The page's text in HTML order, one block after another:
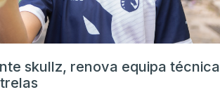
skullz, renova equipa técnica